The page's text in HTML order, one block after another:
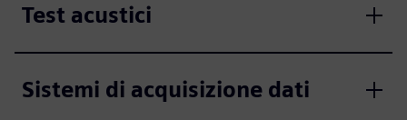
Test acustici
Sistemi di acquisizione dati